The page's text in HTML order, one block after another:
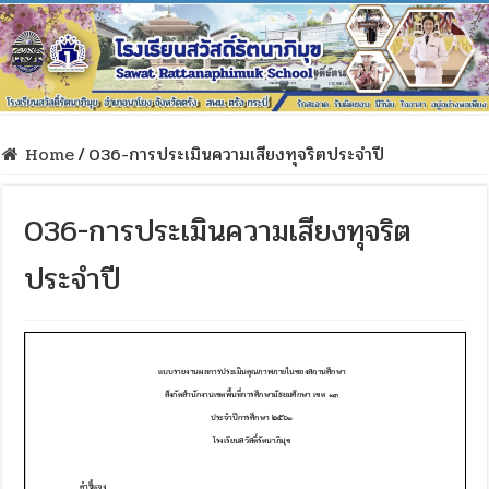
Home/036-การประเมินความเสียงทุจริตประจำปี
036-การประเมินความเสียงทุจริต
ประจำปี